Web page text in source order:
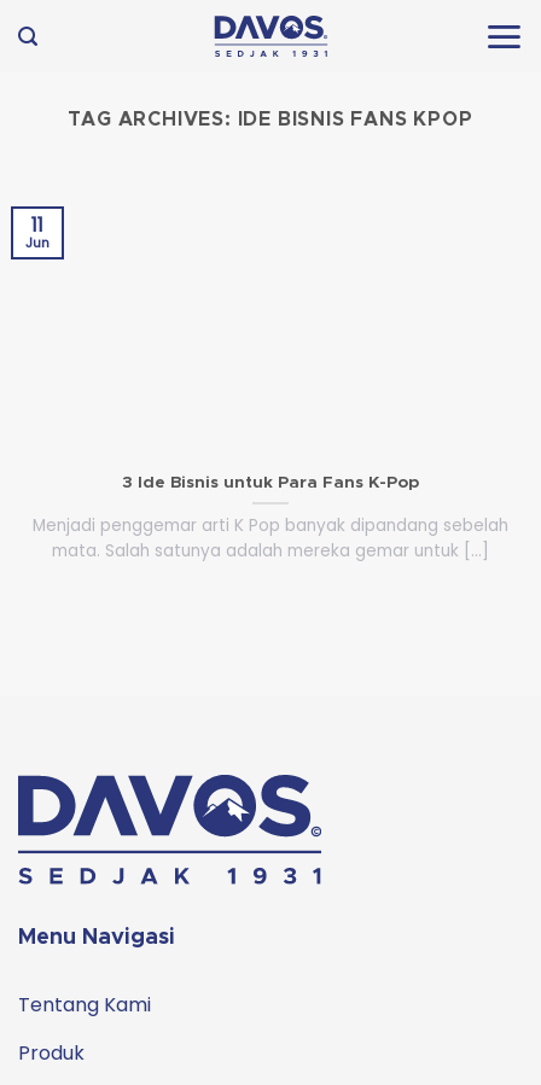
to
TAG ARCHIVES: IDE BISNIS FANS KPOP
3 Ide Bisnis untuk Para Fans K-Pop
Menjadi penggemar arti K Pop banyak dipandang sebelah
mata. Salah satunya adalah mereka gemar untuk [...]
11
Jun
Menu Navigasi
Tentang Kami
Produk